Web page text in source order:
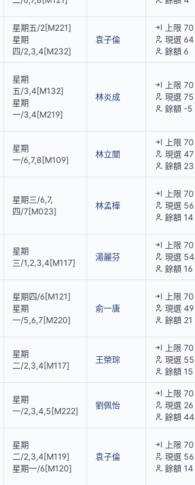
星期五/2[M221]
星期
四/2,3,4[M232]
袁子倫
上限 70
現選 64
餘額 6
星期
五/3,4[M132]
星期
一/3,4[M219]
林炎成
上限 70
現選 75
餘額 -5
星期
一/6,7,8[M109]
林立闓
上限 70
現選 47
餘額 23
星期三/6,7,
四/7[M023]
林孟樺
上限 70
現選 56
餘額 14
星期
三/1,2,3,4[M117]
湯麗芬
上限 70
現選 54
餘額 16
星期四/6[M121]
星期
一/5,6,7[M220]
俞一唐
上限 70
現選 49
餘額 21
星期
二/2,3,4[M117]
王榮琮
上限 70
現選 55
餘額 15
星期
一/2,3,4,5[M222]
劉佩怡
上限 70
現選 26
餘額 44
星期
二/2,3,4[M119]
星期一/6[M120]
袁子倫
上限 70
現選 56
餘額 14